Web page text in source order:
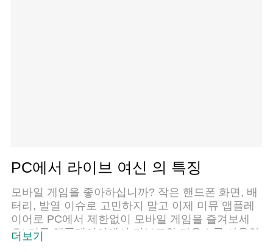
PC에서 라이브 여신 의 특징
모바일 게임을 좋아하십니까? 작은 핸드폰 화면, 배
터리, 발열 이슈로 고민하지 말고 이제 미뮤 앱플레
이어로 PC에서 제한없이 모바일 게임을 즐겨보세
요! 미뮤 앱플레이어에서 키보드와 마우스를 사용하
더보기